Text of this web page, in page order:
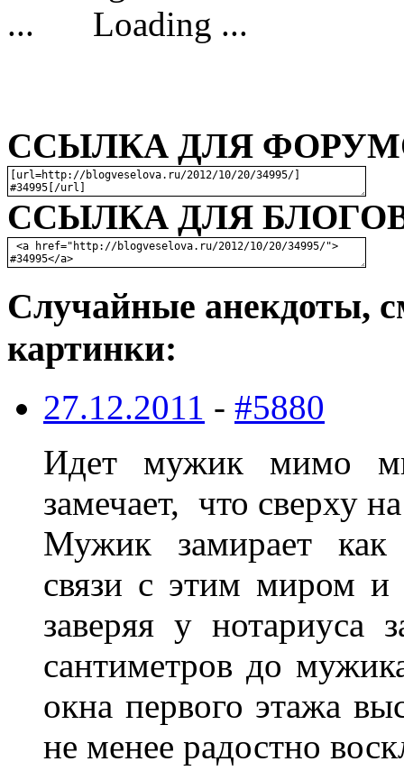
Loading ...
ССЫЛКА ДЛЯ
ССЫЛКА ДЛЯ БЛОГОВ
Случайные анекдоты,
картинки:
27.12.2011 - #5880
Идет мужик мимо
замечает, что сверху
Мужик замирает как
связи с этим миром
заверяя у нотариуса
сантиметров до
окна первого этажа
не менее радостно